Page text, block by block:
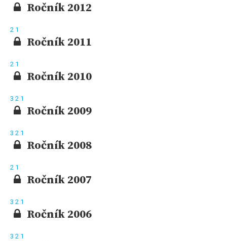
Ročník 2012
2 1
Ročník 2011
2 1
Ročník 2010
3 2 1
Ročník 2009
3 2 1
Ročník 2008
2 1
Ročník 2007
3 2 1
Ročník 2006
3 2 1